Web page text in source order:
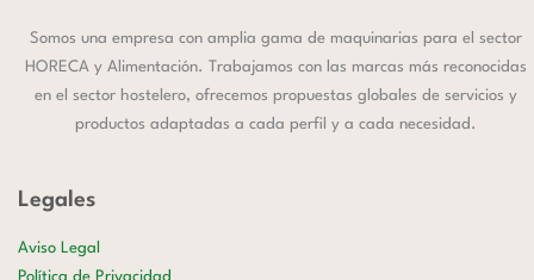
Somos una empresa con amplia gama de maquinarias para el sector
HORECA y Alimentación. Trabajamos con las marcas más reconocidas
en el sector hostelero, ofrecemos propuestas globales de servicios y
productos adaptadas a cada perfil y a cada necesidad.
Legales
Aviso Legal
Política de Privacidad